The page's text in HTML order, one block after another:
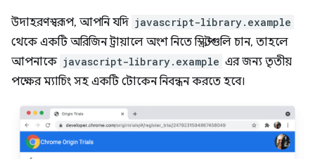
উদাহরণস্বরূপ, আপনি যদি javascript-library.example
থেকে একটি অরিজিন ট্রায়ালে অংশ নিতে স্ক্রিপ্টগুলি চান, তাহলে
আপনাকে javascript-library.example এর জন্য তৃতীয়
পক্ষের ম্যাচিং সহ একটি টোকেন নিবন্ধন করতে হবে।